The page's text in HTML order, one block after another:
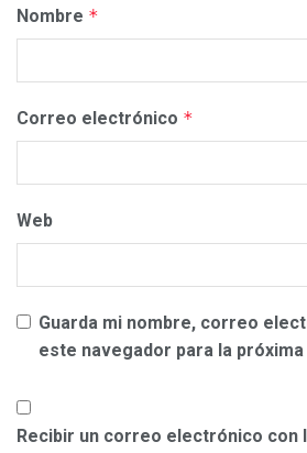
Nombre *
Correo electrónico *
Web
Guarda mi nombre, correo
este navegador para la
Recibir un correo electrónico con